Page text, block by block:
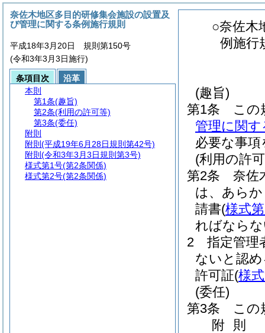
○奈佐木
例施行
(趣旨)
第1条
この
管理に関す
必要な事
(利用の許
第2条
奈佐
は、あら
請書(様式
ればなら
2
指定管理
ないと認
許可証(様
(委任)
第3条
この
附 則
奈佐木地区多目的研修集会施設の設置及
び管理に関する条例施行規則
平成18年3月20日 規則第150号
(令和3年3月3日施行)
条項目次
沿革
本則
第1条(趣旨)
第2条(利用の許可等)
第3条(委任)
附則
附則 (平成19年6月28日規則第42号)
附則 (令和3年3月3日規則第3号)
様式第1号(第2条関係)
様式第2号(第2条関係)